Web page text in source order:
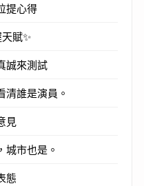
提心得
賦✨
誠來測試
清誰是演員。
見
城市也是。
態